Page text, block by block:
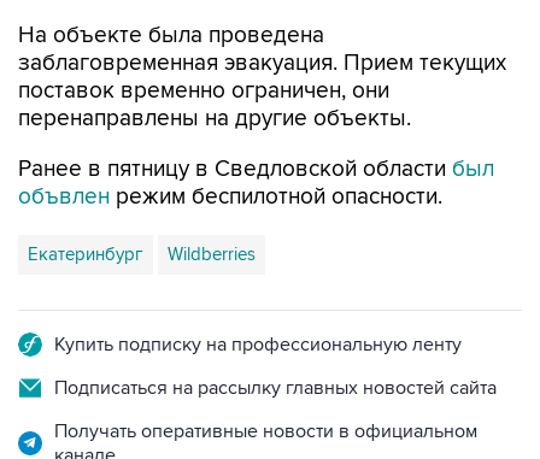
На объекте была проведена
заблаговременная эвакуация. Прием текущих
поставок временно ограничен, они
перенаправлены на другие объекты.
Ранее в пятницу в Сведловской области был
объвлен режим беспилотной опасности.
Екатеринбург Wildberries
Купить подписку на профессиональную ленту
Подписаться на рассылку главных новостей сайта
Получать оперативные новости в официальном